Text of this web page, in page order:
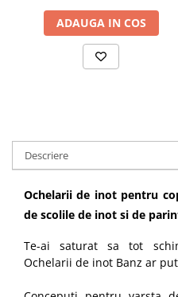
ADAUGA IN COS
Descriere
Ochelarii de inot pentru
de scolile de inot si de
Te-ai saturat sa tot
Ochelarii de inot Banz ar